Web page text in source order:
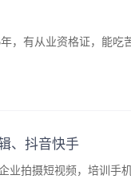
，有从业资格证，能
、抖音快手
业拍摄短视频，培训手